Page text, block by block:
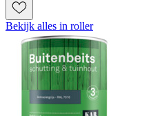
Bekijk alles in roller